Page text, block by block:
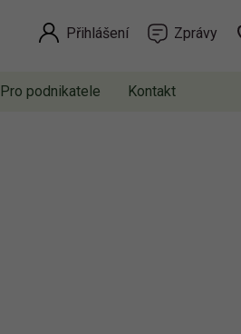
Přihlášení Zprávy
Pro podnikatele Kontakt